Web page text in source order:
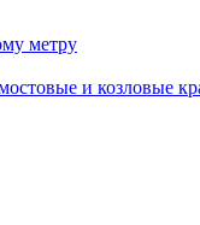
метру
и козловые